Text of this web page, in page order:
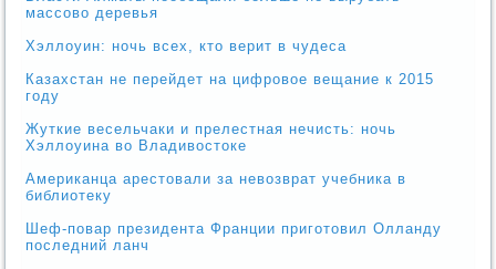
массово деревья
Хэллоуин: ночь всех, кто верит в чудеса
Казахстан не перейдет на цифровое вещание к 2015
году
Жуткие весельчаки и прелестная нечисть: ночь
Хэллоуина во Владивостоке
Американца арестовали за невозврат учебника в
библиотеку
Шеф-повар президента Франции приготовил Олланду
последний ланч